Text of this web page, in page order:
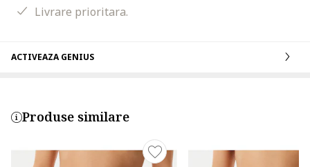
Livrare prioritara.
ACTIVEAZA GENIUS
Produse similare